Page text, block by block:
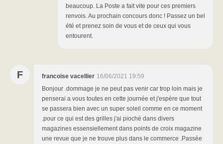
beaucoup. La Poste a fait vite pour ces premiers
renvois. Au prochain concours donc ! Passez un bel
été et prenez soin de vous et de ceux qui vous
entourent.
F francoise vacellier 16/06/2021 19:59
Bonjour .dommage je ne peut pas venir car trop loin mais je
penserai a vous toutes en cette journée et j'espère que tout
se passera bien avec un super soleil comme en ce moment
.pour ce qui est des grilles j'ai pioché dans divers
magazines essensiellement dans points de croix magazine
une revue que je ne trouve plus dans le commerce .Passée